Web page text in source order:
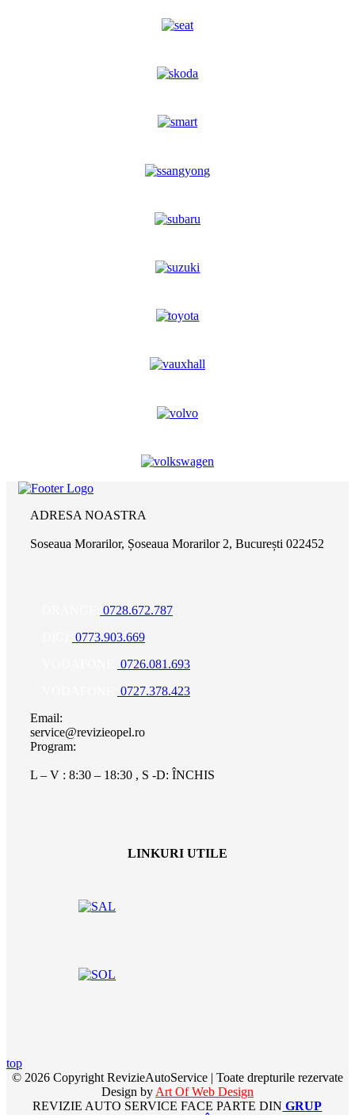
ADRESA NOASTRA
Soseaua Morarilor, Șoseaua Morarilor 2, București 022452
0728.672.787
0773.903.669
0726.081.693
0727.378.423
Email:
service@revizieopel.ro
Program:
L – V : 8:30 – 18:30 , S -D: ÎNCHIS
LINKURI UTILE
top
© 2026 Copyright RevizieAutoService | Toate drepturile rezervate
Design by Art Of Web Design
REVIZIE AUTO SERVICE FACE PARTE DIN GRUP